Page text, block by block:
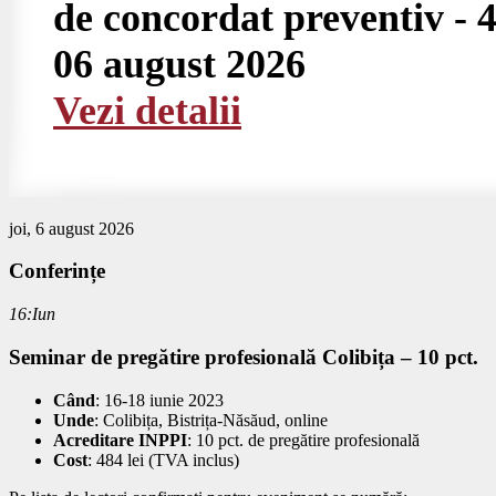
de concordat preventiv -
06 august 2026
Vezi detalii
joi, 6 august 2026
Conferințe
16:Iun
Seminar de pregătire profesională Colibița – 10 pct.
Când: 16-18 iunie 2023
Unde: Colibița, Bistrița-Năsăud, online
Acreditare INPPI: 10 pct. de pregătire profesională
Cost: 484 lei (TVA inclus)